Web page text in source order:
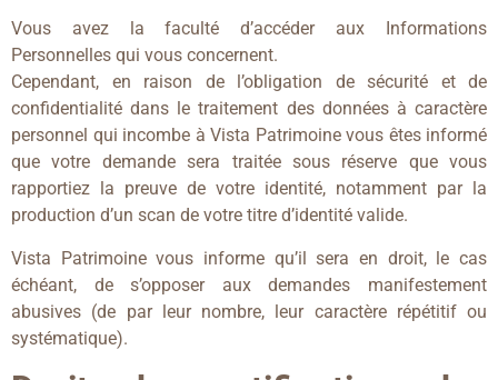
Vous avez la faculté d’accéder aux Informations
Personnelles qui vous concernent.
Cependant, en raison de l’obligation de sécurité et de
confidentialité dans le traitement des données à caractère
personnel qui incombe à Vista Patrimoine vous êtes informé
que votre demande sera traitée sous réserve que vous
rapportiez la preuve de votre identité, notamment par la
production d’un scan de votre titre d’identité valide.
Vista Patrimoine vous informe qu’il sera en droit, le cas
échéant, de s’opposer aux demandes manifestement
abusives (de par leur nombre, leur caractère répétitif ou
systématique).